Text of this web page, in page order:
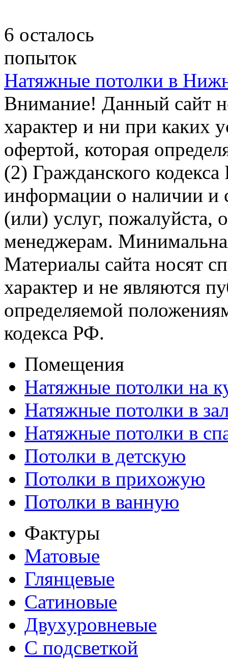
6 осталось
попыток
Натяжные потолки в
Внимание! Данный сайт
характер и ни при каких
офертой, которая
(2) Гражданского
информации о наличии и
(или) услуг, пожалуйста,
менеджерам.
Материалы сайта носят
характер и не являются
определяемой
кодекса РФ.
Помещения
Натяжные потолки на
Натяжные потолки в
Натяжные потолки в
Потолки в детскую
Потолки в прихожую
Потолки в ванную
Фактуры
Матовые
Глянцевые
Сатиновые
Двухуровневые
С подсветкой